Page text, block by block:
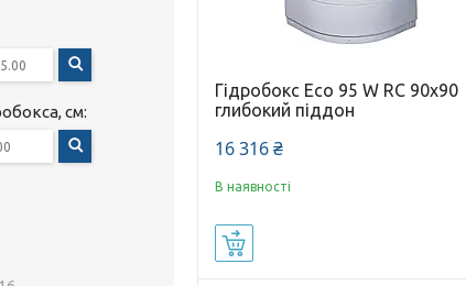
Гідробокс Eco 95 W RC 90х90
глибокий піддон
16 316 ₴
В наявності
см: